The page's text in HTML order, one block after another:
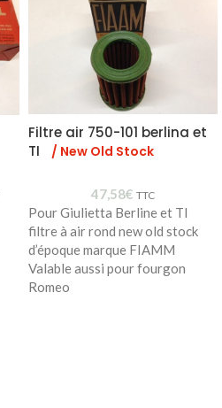
Filtre air 750-101 berlina et
TI
/ New Old Stock
47,58€ TTC
Pour Giulietta Berline et TI
filtre à air rond new old stock
d’époque marque FIAMM
Valable aussi pour fourgon
Romeo